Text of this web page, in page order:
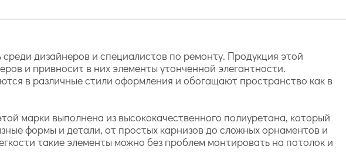
дизайнеров и специалистов по ремонту. Продукция этой
и привносит в них элементы утонченной элегантности.
в различные стили оформления и обогащают пространство как в
марки выполнена из высококачественного полиуретана, который
формы и детали, от простых карнизов до сложных орнаментов и
такие элементы можно без проблем монтировать на потолок и